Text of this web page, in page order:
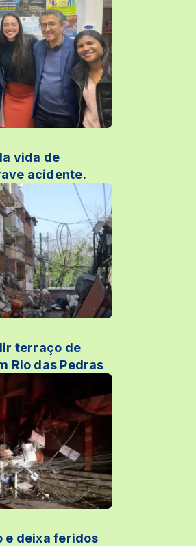
vida de
acidente.
terraço de
Rio das Pedras
e deixa feridos